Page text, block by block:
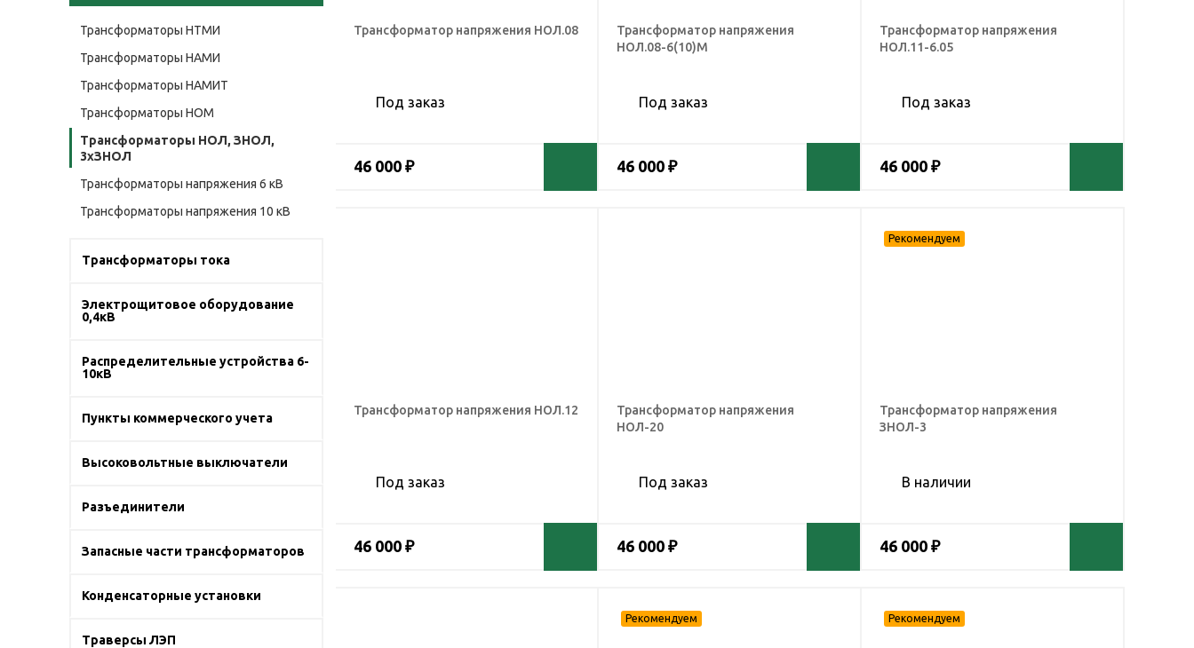
Трансформаторы НТМИ
Трансформаторы НАМИ
Трансформаторы НАМИТ
Трансформаторы НОМ
Трансформаторы НОЛ, ЗНОЛ,
3хЗНОЛ
Трансформаторы напряжения 6 кВ
Трансформаторы напряжения 10 кВ
Трансформаторы тока
Электрощитовое оборудование
0,4кВ
Распределительные устройства 6-
10кВ
Пункты коммерческого учета
Высоковольтные выключатели
Разъединители
Запасные части трансформаторов
Конденсаторные установки
Траверсы ЛЭП
Трансформатор напряжения НОЛ.08
Под заказ
46 000 ₽
Трансформатор напряжения
НОЛ.08-6(10)М
Под заказ
46 000 ₽
Трансформатор напряжения
НОЛ.11-6.05
Под заказ
46 000 ₽
Трансформатор напряжения НОЛ.12
Под заказ
46 000 ₽
Трансформатор напряжения
НОЛ-20
Под заказ
46 000 ₽
Трансформатор напряжения
ЗНОЛ-3
В наличии
46 000 ₽